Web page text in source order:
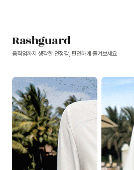
Rashguard
움직임까지 생각한 안정감, 편안하게 즐겨보세요